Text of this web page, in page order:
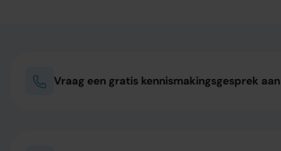
Vraag een gratis kennismakingsgesprek aan